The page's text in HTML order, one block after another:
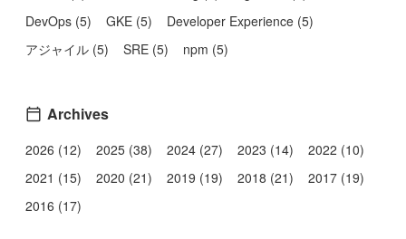
DevOps (5) GKE (5) Developer Experience (5)
アジャイル (5) SRE (5) npm (5)
Archives
2026 (12) 2025 (38) 2024 (27) 2023 (14)
2022 (10)
2021 (15)
2020 (21) 2019 (19) 2018 (21)
2017 (19)
2016 (17)